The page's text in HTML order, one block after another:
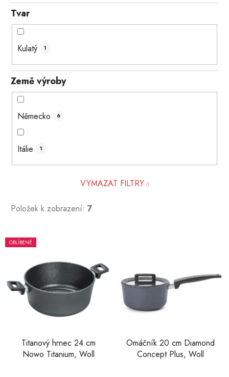
Tvar
Kulatý 1
Země výroby
Německo 6
Itálie 1
VYMAZAT FILTRY
Položek k zobrazení: 7
V
ý
i
s
OBLÍBENÉ
Titanový hrnec 24 cm
Nowo Titanium, Woll
Omáčník 20 cm Diamond
Concept Plus, Woll